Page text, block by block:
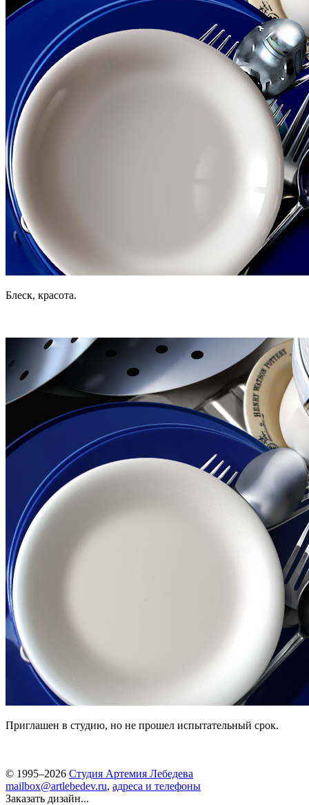
Блеск, красота.
Приглашен в студию, но не прошел испытательный срок.
© 1995–2026 Студия Артемия Лебедева
mailbox@artlebedev.ru, адреса и телефоны
Заказать дизайн...